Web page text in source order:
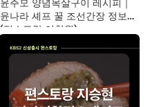
윤주모 양념목살구이 레시피｜
윤나라 셰프 꿀 조선간장 정보
(편스토랑 이찬원)